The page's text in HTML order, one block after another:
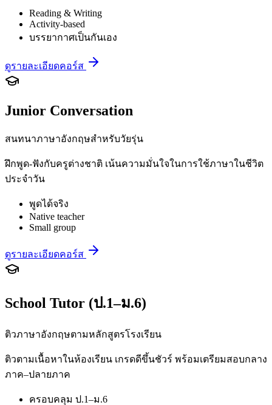
Reading & Writing
Activity-based
บรรยากาศเป็นกันเอง
ดูรายละเอียดคอร์ส
Junior Conversation
สนทนาภาษาอังกฤษสำหรับวัยรุ่น
ฝึกพูด-ฟังกับครูต่างชาติ เน้นความมั่นใจในการใช้ภาษาในชีวิต
ประจำวัน
พูดได้จริง
Native teacher
Small group
ดูรายละเอียดคอร์ส
School Tutor (ป.1–ม.6)
ติวภาษาอังกฤษตามหลักสูตรโรงเรียน
ติวตามเนื้อหาในห้องเรียน เกรดดีขึ้นชัวร์ พร้อมเตรียมสอบกลาง
ภาค–ปลายภาค
ครอบคลุม ป.1–ม.6